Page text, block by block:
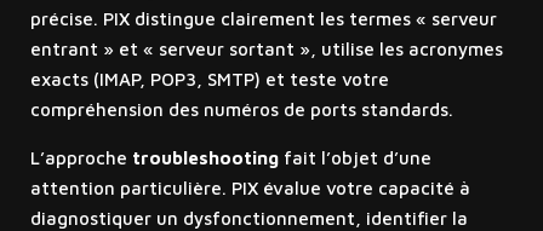
précise. PIX distingue clairement les termes « serveur
entrant » et « serveur sortant », utilise les acronymes
exacts (IMAP, POP3, SMTP) et teste votre
compréhension des numéros de ports standards.
L’approche troubleshootingfait l’objet d’une
attention particulière. PIX évalue votre capacité à
diagnostiquer un dysfonctionnement, identifier la